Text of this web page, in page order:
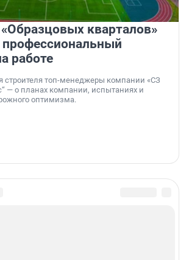
кварталов»
работе
строителя топ-менеджеры компании «СЗ
— о планах компании, испытаниях и
оптимизма.